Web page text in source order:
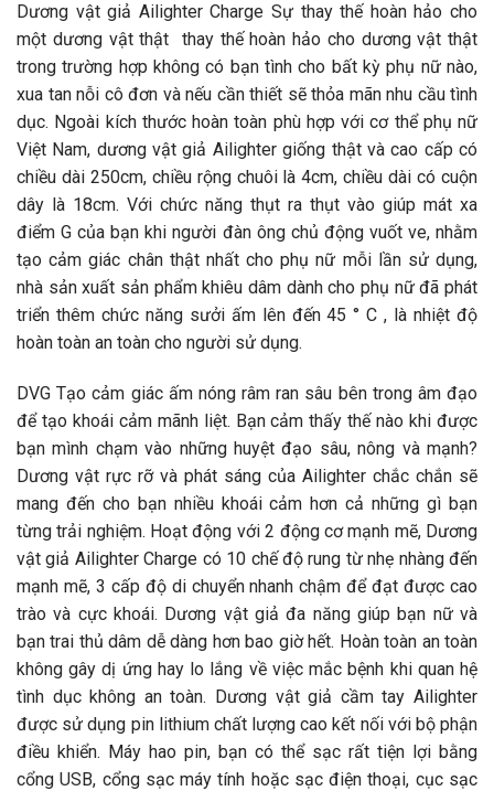
Dương vật giả Ailighter Charge Sự thay thế hoàn hảo cho
một dương vật thật thay thế hoàn hảo cho dương vật thật
trong trường hợp không có bạn tình cho bất kỳ phụ nữ nào,
xua tan nỗi cô đơn và nếu cần thiết sẽ thỏa mãn nhu cầu tình
dục. Ngoài kích thước hoàn toàn phù hợp với cơ thể phụ nữ
Việt Nam, dương vật giả Ailighter giống thật và cao cấp có
chiều dài 250cm, chiều rộng chuôi là 4cm, chiều dài có cuộn
dây là 18cm. Với chức năng thụt ra thụt vào giúp mát xa
điểm G của bạn khi người đàn ông chủ động vuốt ve, nhằm
tạo cảm giác chân thật nhất cho phụ nữ mỗi lần sử dụng,
nhà sản xuất sản phẩm khiêu dâm dành cho phụ nữ đã phát
triển thêm chức năng sưởi ấm lên đến 45 ° C , là nhiệt độ
hoàn toàn an toàn cho người sử dụng.
DVG Tạo cảm giác ấm nóng râm ran sâu bên trong âm đạo
để tạo khoái cảm mãnh liệt. Bạn cảm thấy thế nào khi được
bạn mình chạm vào những huyệt đạo sâu, nông và mạnh?
Dương vật rực rỡ và phát sáng của Ailighter chắc chắn sẽ
mang đến cho bạn nhiều khoái cảm hơn cả những gì bạn
từng trải nghiệm. Hoạt động với 2 động cơ mạnh mẽ, Dương
vật giả Ailighter Charge có 10 chế độ rung từ nhẹ nhàng đến
mạnh mẽ, 3 cấp độ di chuyển nhanh chậm để đạt được cao
trào và cực khoái. Dương vật giả đa năng giúp bạn nữ và
bạn trai thủ dâm dễ dàng hơn bao giờ hết. Hoàn toàn an toàn
không gây dị ứng hay lo lắng về việc mắc bệnh khi quan hệ
tình dục không an toàn. Dương vật giả cầm tay Ailighter
được sử dụng pin lithium chất lượng cao kết nối với bộ phận
điều khiển. Máy hao pin, bạn có thể sạc rất tiện lợi bằng
cổng USB, cổng sạc máy tính hoặc sạc điện thoại, cục sạc